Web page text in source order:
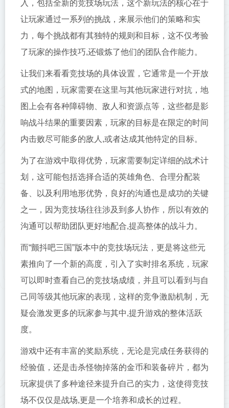
入，包括全新的竞技场玩法，这个新玩法的核心在于
让玩家通过一系列的挑战，来展示他们的策略和实
力，每个挑战都有其独特的规则和目标，这不仅考验
了玩家的操作技巧,还锻炼了他们的团队合作能力。
让我们来看看竞技场的具体设置，它通常是一个开放
式的地图，玩家需要在这里与其他玩家进行对抗，地
图上会有各种障碍物、敌人和资源点等，这些都是影
响战斗结果的重要因素，玩家的目标是在限定的时间
内击败尽可能多的敌人,或者达成其他特定的目标。
为了在游戏中取得优势，玩家需要制定详细的战术计
划，这可能包括选择合适的英雄角色、合理分配装
备、以及利用地形优势，良好的沟通也是成功的关键
之一，因为竞技场往往涉及到多人协作，所以有效的
沟通可以帮助团队更好地配合,提高整体的战斗力。
而“颤抖吧三国”版本中的竞技场玩法，更是将这些元
素推向了一个新的高度，引入了实时排名系统，玩家
可以即时查看自己的竞技场成绩，并且可以看到与自
己同等级其他玩家的表现，这样的竞争激励机制，无
疑会激发更多的玩家参与其中,提升游戏的整体活跃
度。
游戏中还有丰富的奖励系统，无论是完成任务获得的
经验值，还是击杀怪物掉落的金币和装备碎片，都为
玩家提供了多种途径来提升自己的实力，这使得竞技
场不仅仅是战场,更是一个培养和成长的过程。